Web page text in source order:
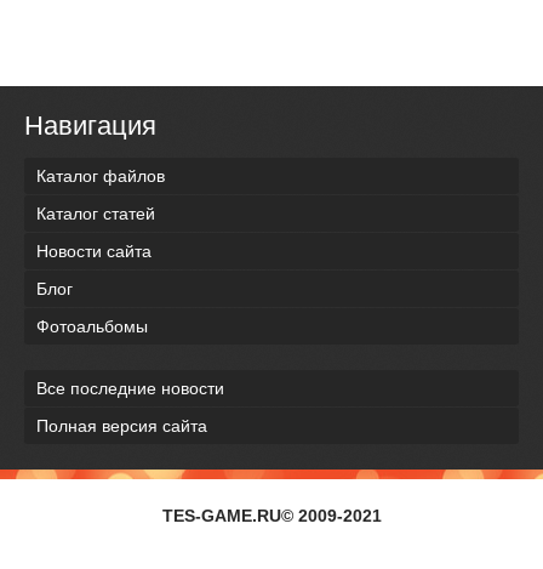
Навигация
Каталог файлов
Каталог статей
Новости сайта
Блог
Фотоальбомы
Все последние новости
Полная версия сайта
TES-GAME.RU© 2009-2021